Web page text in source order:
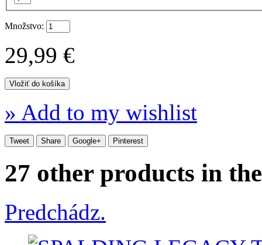
Množstvo:
29,99 €
» Add to my wishlist
Tweet Share Google+ Pinterest
27 other products in
Predchádz.